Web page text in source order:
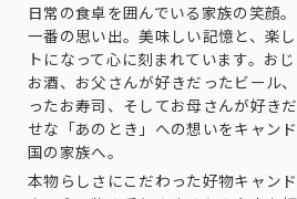
日常の食卓を囲んでいる家族の笑顔
一番の思い出。美味しい記憶と、楽
トになって心に刻まれています。お
お酒、お父さんが好きだったビール
ったお寿司、そしてお母さんが好き
せな「あのとき」への想いをキャン
国の家族へ。
本物らしさにこだわった好物キャン